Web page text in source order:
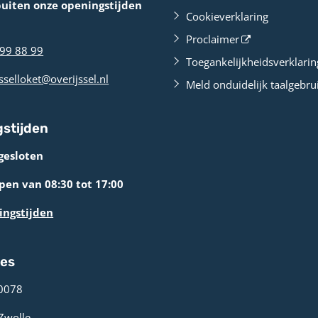
onze openingstijden
88 99
van 08:30 tot 17:00
Cookieverklaring
Proclaimer
Meld onduidelijk